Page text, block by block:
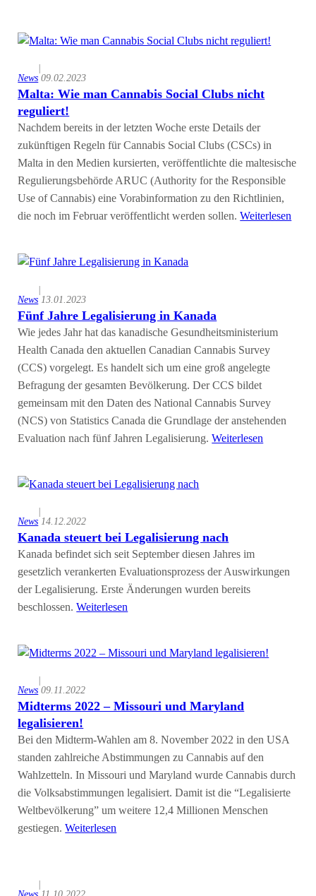
News
|
09.02.2023
Malta: Wie man Cannabis Social Clubs nicht
reguliert!
Nachdem bereits in der letzten Woche erste Details der
zukünftigen Regeln für Cannabis Social Clubs (CSCs) in
Malta in den Medien kursierten, veröffentlichte die maltesische
Regulierungsbehörde ARUC (Authority for the Responsible
Use of Cannabis) eine Vorabinformation zu den Richtlinien,
die noch im Februar veröffentlicht werden sollen.Weiterlesen
News
|
13.01.2023
Fünf Jahre Legalisierung in Kanada
Wie jedes Jahr hat das kanadische Gesundheitsministerium
Health Canada den aktuellen Canadian Cannabis Survey
(CCS) vorgelegt. Es handelt sich um eine groß angelegte
Befragung der gesamten Bevölkerung. Der CCS bildet
gemeinsam mit den Daten des National Cannabis Survey
(NCS) von Statistics Canada die Grundlage der anstehenden
Evaluation nach fünf Jahren Legalisierung.Weiterlesen
News
|
14.12.2022
Kanada steuert bei Legalisierung nach
Kanada befindet sich seit September diesen Jahres im
gesetzlich verankerten Evaluationsprozess der Auswirkungen
der Legalisierung. Erste Änderungen wurden bereits
beschlossen.Weiterlesen
News
|
09.11.2022
Midterms 2022 – Missouri und Maryland
legalisieren!
Bei den Midterm-Wahlen am 8. November 2022 in den USA
standen zahlreiche Abstimmungen zu Cannabis auf den
Wahlzetteln. In Missouri und Maryland wurde Cannabis durch
die Volksabstimmungen legalisiert. Damit ist die “Legalisierte
Weltbevölkerung” um weitere 12,4 Millionen Menschen
gestiegen.Weiterlesen
|